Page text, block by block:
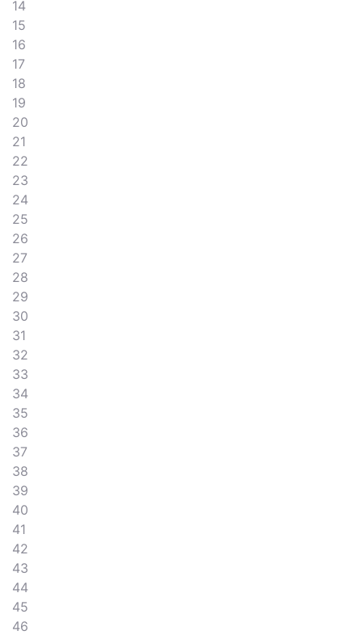
14
15
16
17
18
19
20
21
22
23
24
25
26
27
28
29
30
31
32
33
34
35
36
37
38
39
40
41
42
43
44
45
46